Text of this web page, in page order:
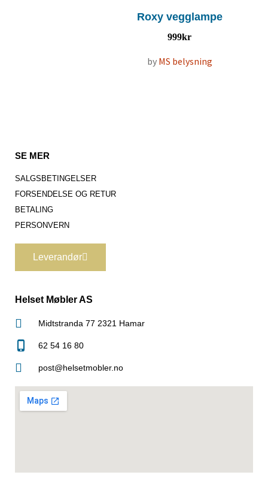
Roxy vegglampe
999kr
by MS belysning
SE MER
SALGSBETINGELSER
FORSENDELSE OG RETUR
BETALING
PERSONVERN
Leverandør
Helset Møbler AS
Midtstranda 77 2321 Hamar
62 54 16 80
post@helsetmobler.no